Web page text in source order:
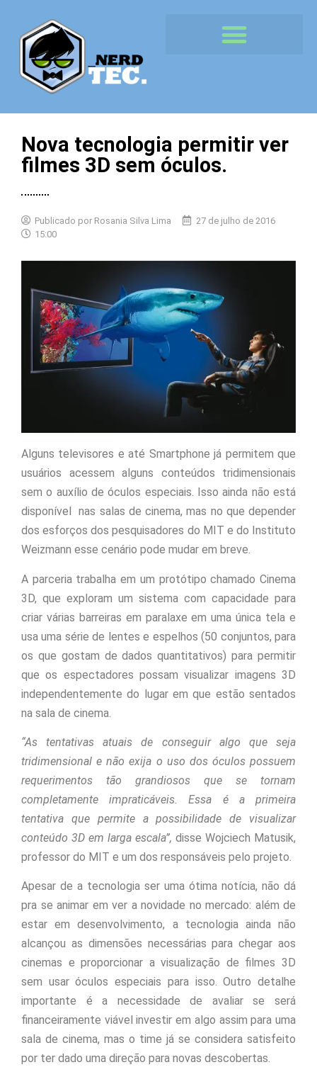
Nova tecnologia permitir ver
filmes 3D sem óculos.
Publicado por Rosania Silva Lima
27 de julho de 2016
15:00
Alguns televisores e até Smartphone já permitem que
usuários acessem alguns conteúdos tridimensionais
sem o auxílio de óculos especiais. Isso ainda não está
disponível nas salas de cinema, mas no que depender
dos esforços dos pesquisadores do MIT e do Instituto
Weizmann esse cenário pode mudar em breve.
A parceria trabalha em um protótipo chamado Cinema
3D, que exploram um sistema com capacidade para
criar várias barreiras em paralaxe em uma única tela e
usa uma série de lentes e espelhos (50 conjuntos, para
os que gostam de dados quantitativos) para permitir
que os espectadores possam visualizar imagens 3D
independentemente do lugar em que estão sentados
na sala de cinema.
“As tentativas atuais de conseguir algo que seja
tridimensional e não exija o uso dos óculos possuem
requerimentos tão grandiosos que se tornam
completamente impraticáveis. Essa é a primeira
tentativa que permite a possibilidade de visualizar
conteúdo 3D em larga escala”, disse Wojciech Matusik,
professor do MIT e um dos responsáveis pelo projeto.
Apesar de a tecnologia ser uma ótima notícia, não dá
pra se animar em ver a novidade no mercado: além de
estar em desenvolvimento, a tecnologia ainda não
alcançou as dimensões necessárias para chegar aos
cinemas e proporcionar a visualização de filmes 3D
sem usar óculos especiais para isso. Outro detalhe
importante é a necessidade de avaliar se será
financeiramente viável investir em algo assim para uma
sala de cinema, mas o time já se considera satisfeito
por ter dado uma direção para novas descobertas.